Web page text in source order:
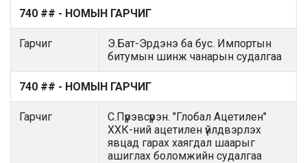
740 ## - НОМЫН ГАРЧИГ
Гарчиг
Э.Бат-Эрдэнэ ба бус. Импортын
битумын шинж чанарын судалгаа
740 ## - НОМЫН ГАРЧИГ
Гарчиг
С.Пүрэвсүрэн. "Глобал Ацетилен"
ХХК-ний ацетилен үйлдвэрлэх
явцад гарах хаягдал шаарыг
ашиглах боломжийн судалгаа